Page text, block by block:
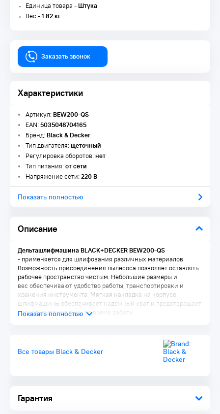
Единица товара -Штука
Вес -1.82 кг
Заказать звонок
Характеристики
Описание
Гарантия
Артикул:BEW200-QS
EAN:5035048704165
Бренд:Black & Decker
Тип двигателя:щеточный
Регулировка оборотов:нет
Тип питания:от сети
Напряжение сети:220 В
Показать полностью
Дельташлифмашина BLACK+DECKER BEW200-QS
- применяется для шлифования различных материалов.
Возможность присоединения пылесоса позволяет оставлять
рабочее пространство чистым. Небольшие размеры и
вес обеспечивают удобство работы, транспортировки и
хранения инструмента. Мягкая накладка на корпусе
шлифмашины обеспечивает надежный хват и предотвращает
соскальзывание руки во время работы.
Треугольная шлифовальная плита для шлифования ребер,
углов и плоских поверхностей
Легкий и удобный в обращении инструмент, пригодный
чистым
Все товары Black & Decker